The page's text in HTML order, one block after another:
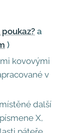
poukaz? a
)
kovovými
v
další
X,